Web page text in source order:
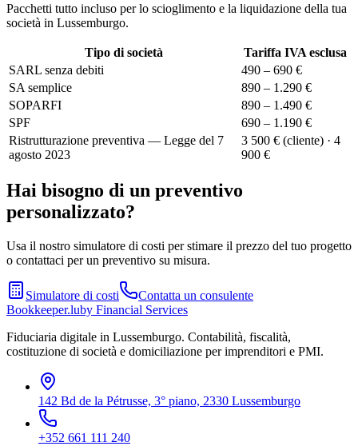
Pacchetti tutto incluso per lo scioglimento e la liquidazione della tua
società in Lussemburgo.
Tipo di società
Tariffa IVA esclusa
SARL senza debiti
490 – 690 €
SA semplice
890 – 1.290 €
SOPARFI
890 – 1.490 €
SPF
690 – 1.190 €
Ristrutturazione preventiva — Legge del 7
agosto 2023
3 500 € (cliente) · 4
900 €
Hai bisogno di un preventivo
personalizzato?
Usa il nostro simulatore di costi per stimare il prezzo del tuo progetto
o contattaci per un preventivo su misura.
Simulatore di costi
Contatta un consulente
Bookkeeper.luby Financial Services
Fiduciaria digitale in Lussemburgo. Contabilità, fiscalità,
costituzione di società e domiciliazione per imprenditori e PMI.
142 Bd de la Pétrusse, 3° piano, 2330 Lussemburgo
+352 661 111 240